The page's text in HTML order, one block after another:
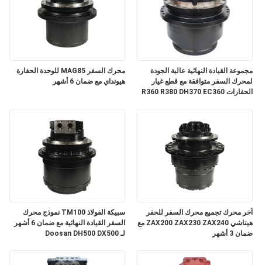
محرك السفر MAG85 للوحدة الحفارة
هيونداي مع ضمان 6 أشهر
مجموعة القيادة النهائية عالية الجودة
لمحرك السفر متوافقة مع قطع غيار
الحفارات R360 R380 DH370 EC360
سبيكة الفولاذ TM100 نموذج محرك
السفر القيادة النهائية مع ضمان 6 أشهر
لـ Doosan DH500 DX500
آخر محرك تجميع محرك السفر للحفر
هيتاشي ZAX200 ZAX230 ZAX240 مع
ضمان 3 أشهر